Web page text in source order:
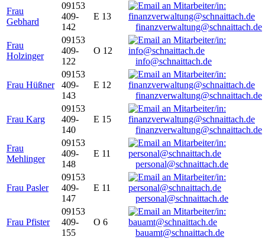
Frau
Gebhard
09153
409-
142
E 13
finanzverwaltung@schnaittach.de
Frau
Holzinger
09153
409-
122
O 12
info@schnaittach.de
Frau Hüßner
09153
409-
143
E 12
finanzverwaltung@schnaittach.de
Frau Karg
09153
409-
140
E 15
finanzverwaltung@schnaittach.de
Frau
Mehlinger
09153
409-
148
E 11
personal@schnaittach.de
Frau Pasler
09153
409-
147
E 11
personal@schnaittach.de
Frau Pfister
09153
409-
155
O 6
bauamt@schnaittach.de